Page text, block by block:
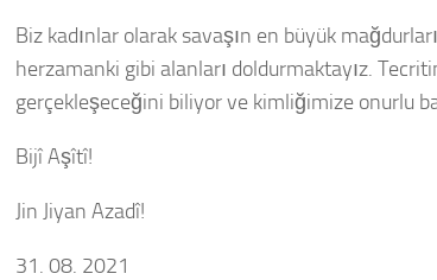
Biz kadınlar olarak savaşın en büyük
herzamanki gibi alanları doldurmaktayız.
gerçekleşeceğini biliyor ve kimliğimize onurlu
Bijî Aşîtî!
Jin Jiyan Azadî!
31. 08. 2021